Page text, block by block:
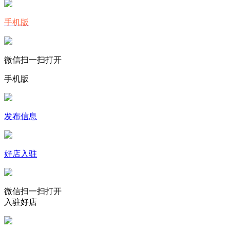
手机版
微信扫一扫打开
手机版
发布信息
好店入驻
微信扫一扫打开
入驻好店